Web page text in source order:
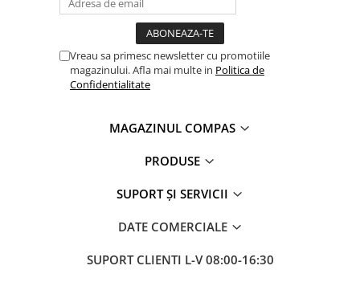
Romane ilustrate
Dezvoltare personală și non-
Psihologie și dezvoltare personală
Biografii și memorii
Sănătate și stil de viață
Istorie și științe sociale
Știință și tehnologie
Vreau sa primesc newsletter cu promotiile
magazinului. Afla mai multe in Politica de
Confidentialitate
MAGAZINUL COMPAS
PRODUSE
SUPORT ȘI SERVICII
DATE COMERCIALE
SUPORT CLIENTI L-V 08:00-16:30